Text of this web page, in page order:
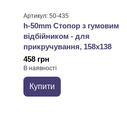
Артикул: 50-435
h-50mm Стопор з гумовим
відбійником - для
прикручування, 158x138
458 грн
В наявності
Купити